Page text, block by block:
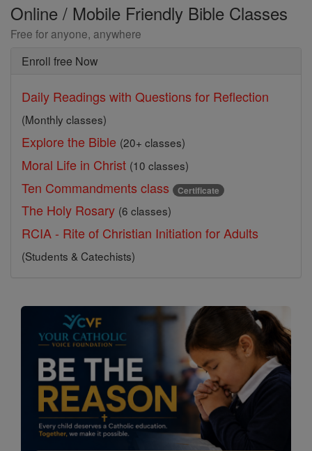
Online / Mobile Friendly Bible Classes
Free for anyone, anywhere
Enroll free Now
Daily Readings with Questions for Reflection
(Monthly classes)
Explore the Bible (20+ classes)
Moral Life in Christ (10 classes)
Ten Commandments class Certificate
The Holy Rosary (6 classes)
RCIA - Rite of Christian Initiation for Adults
(Students & Catechists)